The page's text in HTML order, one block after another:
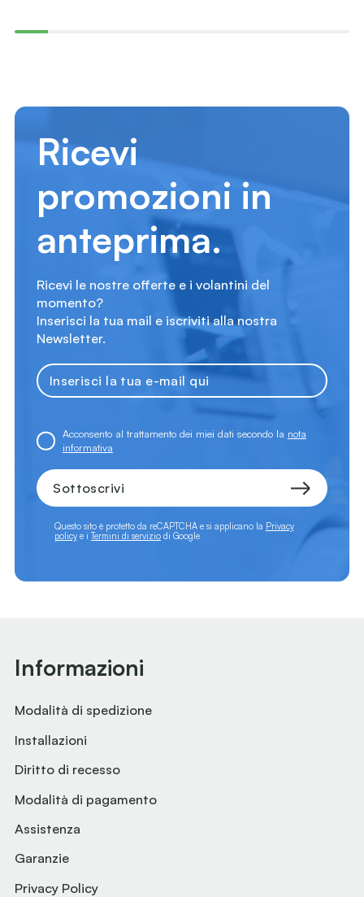
Ricevi
promozioni in
anteprima.
Ricevi le nostre offerte e i volantini del
momento?
Inserisci la tua mail e iscriviti alla nostra
Newsletter.
Acconsento al trattamento dei miei dati secondo la nota
informativa
Sottoscrivi
Questo sito è protetto da reCAPTCHA e si applicano la Privacy
policye iTermini di serviziodi Google
Informazioni
Modalità di spedizione
Installazioni
Diritto di recesso
Modalità di pagamento
Assistenza
Garanzie
Privacy Policy